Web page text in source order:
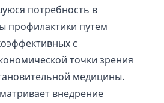
потребность в
профилактики путем
с
точки зрения
медицины.
внедрение